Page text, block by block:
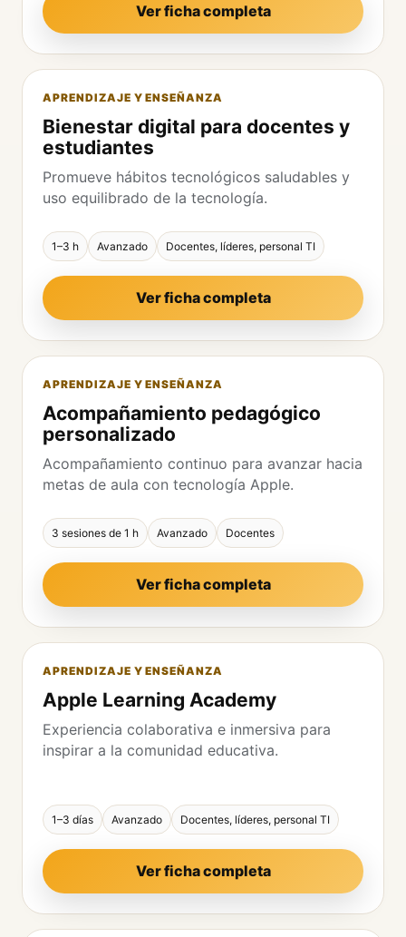
Ver ficha completa
APRENDIZAJE Y ENSEÑANZA
Bienestar digital para docentes y
estudiantes
Promueve hábitos tecnológicos saludables y
uso equilibrado de la tecnología.
1–3 h Avanzado Docentes, líderes, personal TI
Ver ficha completa
APRENDIZAJE Y ENSEÑANZA
Acompañamiento pedagógico
personalizado
Acompañamiento continuo para avanzar hacia
metas de aula con tecnología Apple.
3 sesiones de 1 h Avanzado Docentes
Ver ficha completa
APRENDIZAJE Y ENSEÑANZA
Apple Learning Academy
Experiencia colaborativa e inmersiva para
inspirar a la comunidad educativa.
1–3 días Avanzado Docentes, líderes, personal TI
Ver ficha completa